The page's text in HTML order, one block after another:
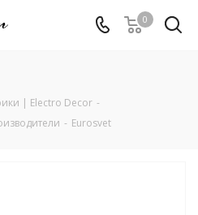
0
| Electro Decor -
- Eurosvet